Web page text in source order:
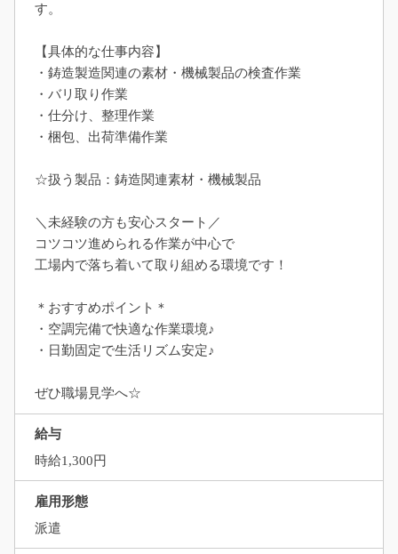
す。
【具体的な仕事内容】
・鋳造製造関連の素材・機械製品の検査作業
・バリ取り作業
・仕分け、整理作業
・梱包、出荷準備作業
☆扱う製品：鋳造関連素材・機械製品
＼未経験の方も安心スタート／
コツコツ進められる作業が中心で
工場内で落ち着いて取り組める環境です！
＊おすすめポイント＊
・空調完備で快適な作業環境♪
・日勤固定で生活リズム安定♪
ぜひ職場見学へ☆
給与
時給1,300円
雇用形態
派遣